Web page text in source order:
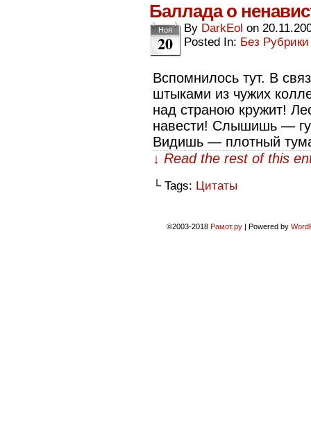
Баллада о
Ноя
20
By DarkEol on
Posted In: Без Рубрики
Вспомнилось тут. В
штыками из чужих
над страною кружит!
навести! Слышишь —
Видишь — плотный
↓ Read the rest of this
└ Tags: Цитаты
©2003-2018 Рамот.ру | Powered by